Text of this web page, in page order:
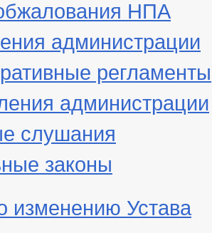
НПА
администрации
регламенты
администрации
слушания
законы
изменению Устава